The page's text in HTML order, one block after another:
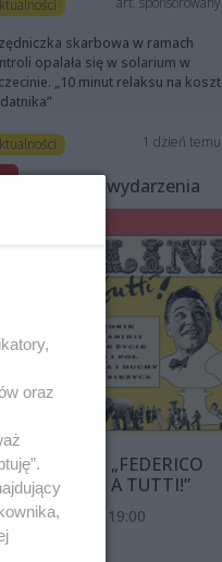
skarbowa w ramach
opalała się w solarium w
„10 minut relaksu na koszt
1 dzień temu
Polecane wydarzenia
PRZEGLĄD „FEDERICO
CIAO A TUTTI!”
sierpnia 2026, 19:00
Pionier
oraz